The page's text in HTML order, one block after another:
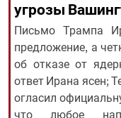
угрозы
Письмо Трампа
предложение, а
об отказе от
ответ Ирана ясен;
огласил
что любое